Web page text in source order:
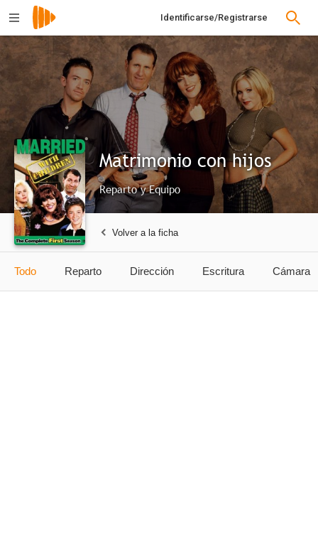
Identificarse/Registrarse
Matrimonio con hijos
Reparto y Equipo
Volver a la ficha
Todo Reparto Dirección Escritura Cámara